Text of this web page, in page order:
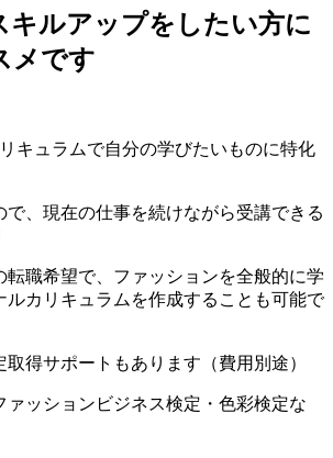
キルアップをしたい方に
メです
キュラムで自分の学びたいものに特化
で、現在の仕事を続けながら受講できる
転職希望で、ファッションを全般的に学
ルカリキュラムを作成することも可能で
取得サポートもあります（費用別途）
ァッションビジネス検定・色彩検定な